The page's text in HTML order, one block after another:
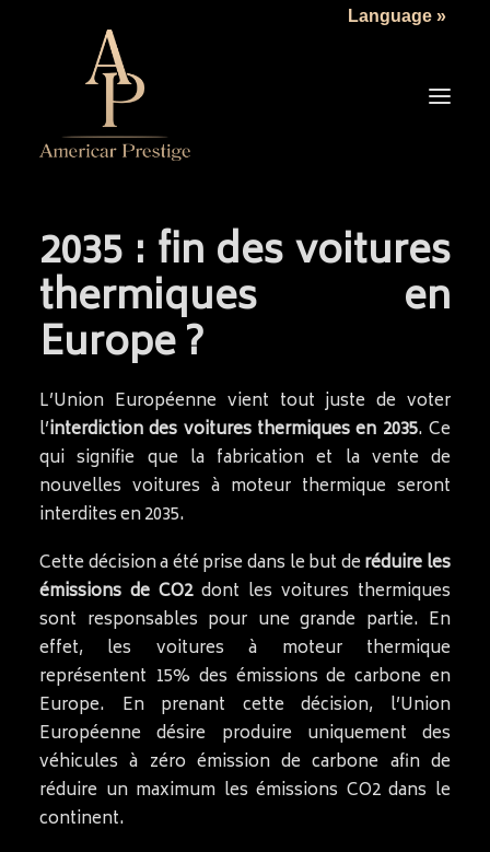
LA SOCIÉTÉ
LES VÉHICULES
TARIFS
ACTUALITÉS
NOUS CONTACTER
2035 : fin des voitures
thermiques en
Europe ?
L’Union Européenne vient tout juste de voter
l’interdiction des voitures thermiques en 2035. Ce
qui signifie que la fabrication et la vente de
nouvelles voitures à moteur thermique seront
interdites en 2035.
Cette décision a été prise dans le but deréduire les
émissions de CO2dont les voitures thermiques
sont responsables pour une grande partie. En
effet, les voitures à moteur thermique
représentent 15% des émissions de carbone en
Europe. En prenant cette décision, l’Union
Européenne désire produire uniquement des
véhicules à zéro émission de carbone afin de
réduire un maximum les émissions CO2 dans le
continent.
Language »